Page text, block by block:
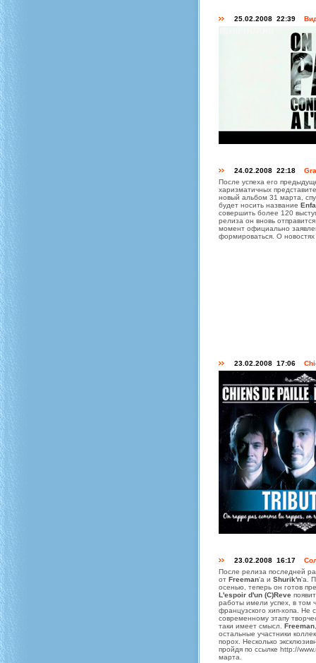
25.02.2008 22:39
24.02.2008 22:18
После успеха его
харизматичных
новый альбом 31 марта,
будет носить название
совершить более 120
релиза он вновь
момент официально
формироваться. О
23.02.2008 17:06
23.02.2008 16:17
После релиза последней
от Freeman'a и Shurik'n'а.
осенью, теперь он готов
L'espoir d'un (C)Reve
работы имели успех, в том
французского хип-хопа. Не
современному этапу
таки имеет смысл. Freeman
остальные участники
порох. Несколько
пройдя по ссылке http://
марта.